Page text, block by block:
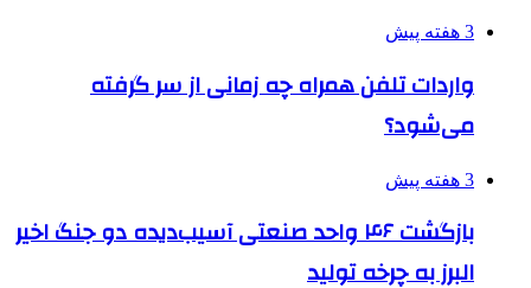
3 هفته پیش
واردات تلفن همراه چه زمانی از سر گرفته
می‌شود؟
3 هفته پیش
بازگشت ۴۶ واحد صنعتی آسیب‌دیده دو جنگ اخیر
البرز به چرخه تولید